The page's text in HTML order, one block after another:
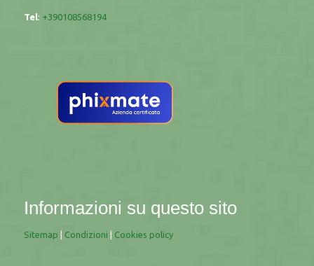
Tel: +390108568194
Informazioni su questo sito
Sitemap Condizioni Cookies policy